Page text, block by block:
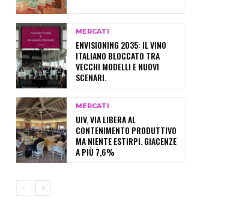
MERCATI
ENVISIONING 2035: IL VINO
ITALIANO BLOCCATO TRA
VECCHI MODELLI E NUOVI
SCENARI.
MERCATI
UIV, VIA LIBERA AL
CONTENIMENTO PRODUTTIVO
MA NIENTE ESTIRPI. GIACENZE
A PIÙ 7,6%